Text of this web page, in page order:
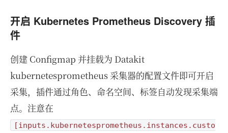
开启 Kubernetes Prometheus Discovery 插
件
创建 Configmap 并挂载为 Datakit
kubernetesprometheus 采集器的配置文件即可开启
采集，插件通过角色、命名空间、标签自动发现采集端
点。注意在
[inputs.kubernetesprometheus.instances.custo